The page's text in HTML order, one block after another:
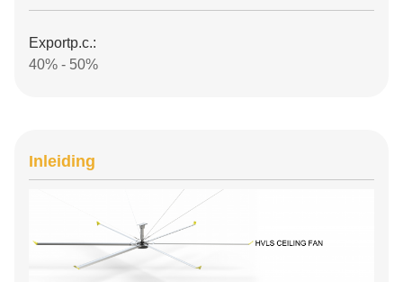
Exportp.c.:
40% - 50%
Inleiding